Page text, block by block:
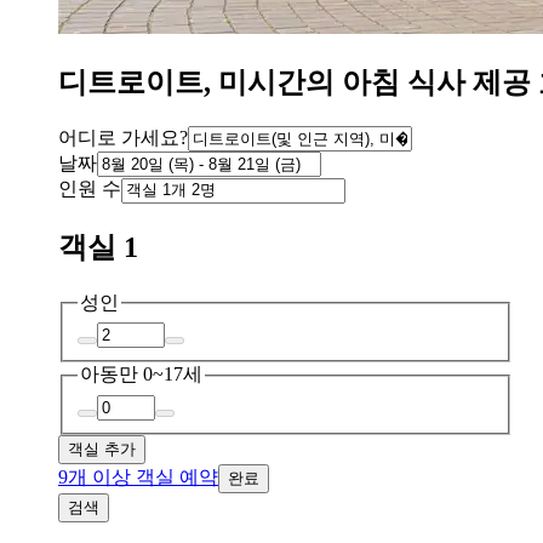
디트로이트, 미시간의 아침 식사 제공
어디로 가세요?
날짜
인원 수
객실 1
성인
아동만 0~17세
객실 추가
9개 이상 객실 예약 완료
검색